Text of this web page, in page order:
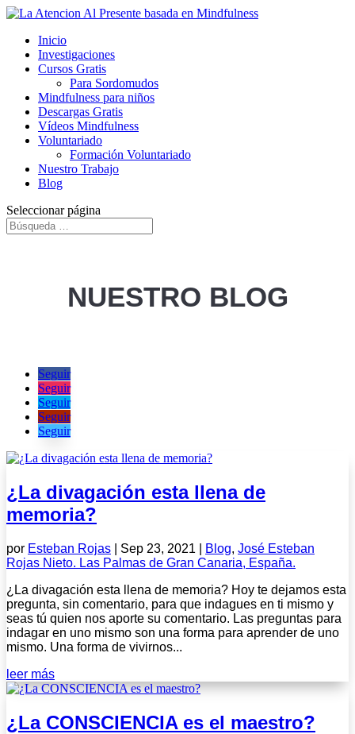
Inicio
Investigaciones
Cursos Gratis
Para Sordomudos
Mindfulness para niños
Descargas Gratis
Vídeos Mindfulness
Voluntariado
Formación Voluntariado
Nuestro Trabajo
Blog
Seleccionar página
NUESTRO BLOG
Seguir
Seguir
Seguir
Seguir
Seguir
¿La divagación esta llena de
memoria?
por Esteban Rojas Sep 23, 2021 Blog, José Esteban
Rojas Nieto. Las Palmas de Gran Canaria, España.
¿La divagación esta llena de memoria? Hoy te dejamos esta
pregunta, sin comentario, para que indagues en ti mismo y
seas tú quien nos aporte su comentario. Las preguntas para
indagar en uno mismo son una forma para aprender de uno
mismo. Una forma de vivirnos...
leer más
¿La CONSCIENCIA es el maestro?